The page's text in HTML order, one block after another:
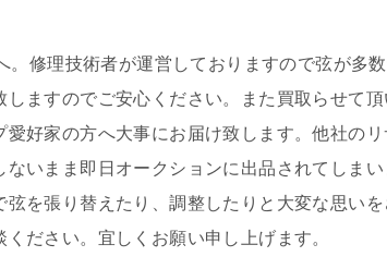
修理技術者が運営しておりますので弦が多数
ますのでご安心ください。また買取らせて頂
好家の方へ大事にお届け致します。他社の
いまま即日オークションに出品されてしま
を張り替えたり、調整したりと大変な思いを
ださい。宜しくお願い申し上げます。